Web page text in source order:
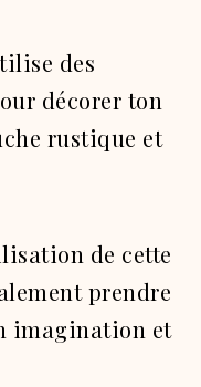
des
décorer ton
rustique et
de cette
prendre
imagination et